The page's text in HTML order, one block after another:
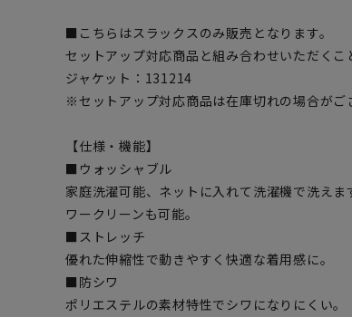
■こちらはスラックスのみ販売となります。
セットアップ対応商品と組み合わせいただく
ジャケット：131214
※セットアップ対応商品は在庫切れの場合がご
【仕様・機能】
■ウォッシャブル
家庭洗濯可能、ネットに入れて洗濯機で洗え
ワークリーンも可能。
■ストレッチ
優れた伸縮性で動きやすく快適な着用感に。
■防シワ
ポリエステルの素材特性でシワになりにくい。